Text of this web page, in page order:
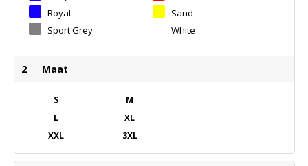
Royal
Sand
Sport Grey
White
2 Maat
S
M
L
XL
XXL
3XL